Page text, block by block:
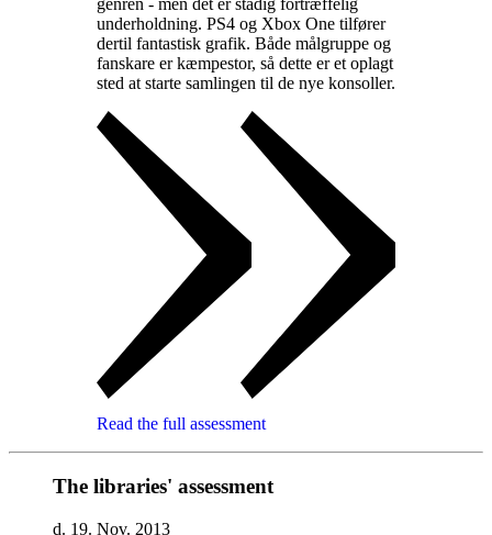
genren - men det er stadig fortræffelig
underholdning. PS4 og Xbox One tilfører
dertil fantastisk grafik. Både målgruppe og
fanskare er kæmpestor, så dette er et oplagt
sted at starte samlingen til de nye konsoller.
Read the full assessment
The libraries' assessment
d. 19. Nov. 2013